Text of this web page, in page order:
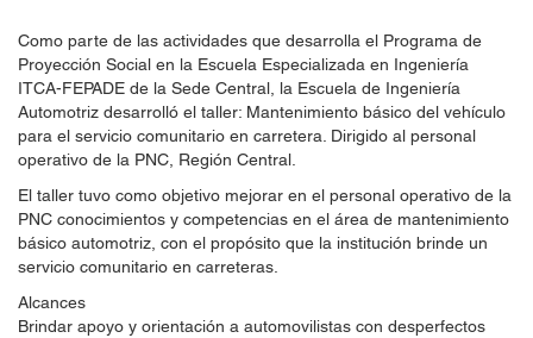
Como parte de las actividades que desarrolla el Programa de
Proyección Social en la Escuela Especializada en Ingeniería
ITCA-FEPADE de la Sede Central, la Escuela de Ingeniería
Automotriz desarrolló el taller: Mantenimiento básico del vehículo
para el servicio comunitario en carretera. Dirigido al personal
operativo de la PNC, Región Central.
El taller tuvo como objetivo mejorar en el personal operativo de la
PNC conocimientos y competencias en el área de mantenimiento
básico automotriz, con el propósito que la institución brinde un
servicio comunitario en carreteras.
Alcances
Brindar apoyo y orientación a automovilistas con desperfectos